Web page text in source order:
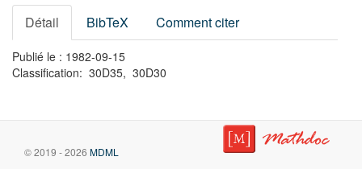
Détail BibTeX Comment citer
Publié le : 1982-09-15
Classification: 30D35, 30D30
© 2019 - 2026 MDML